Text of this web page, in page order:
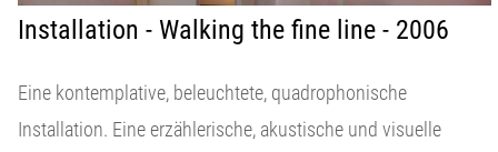
Installation - Walking the fine line - 2006
Eine kontemplative, beleuchtete, quadrophonische
Installation. Eine erzählerische, akustische und visuelle